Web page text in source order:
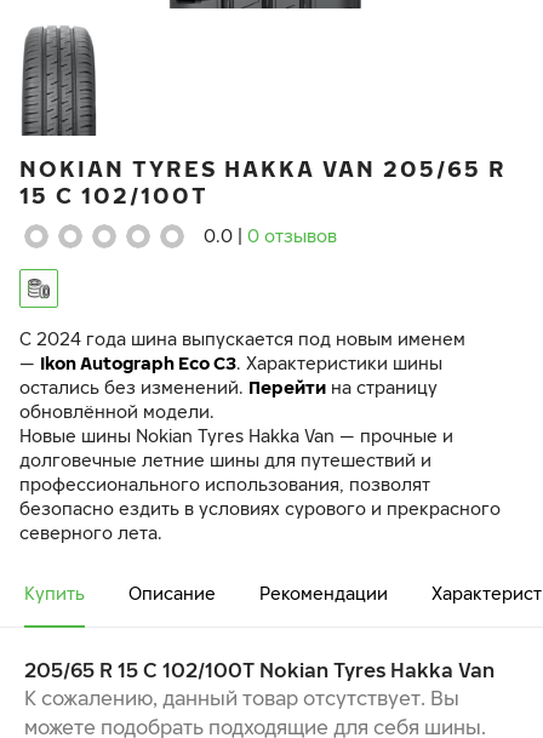
NOKIAN TYRES HAKKA VAN 205/65 R
15 C 102/100T
0.0 0 отзывов
C 2024 года шина выпускается под новым именем
— Ikon Autograph Eco C3. Характеристики шины
остались без изменений. Перейти на страницу
обновлённой модели.
Новые шины Nokian Tyres Hakka Van — прочные и
долговечные летние шины для путешествий и
профессионального использования, позволят
безопасно ездить в условиях сурового и прекрасного
северного лета.
покрытиях. Низкое сопротивление качению
обеспечивает экономию топлива и сокращает вредные
СТАБИЛЬНАЯ, СБАЛАНСИРОВАННАЯ И НАДЕЖНАЯ
УПРАВЛЯЕМОСТЬ В ЛЮБУЮ ПОГОДУ
Купить Описание Рекомендации
205/65 R 15 C 102/100T Nokian Tyres Hakka Van
К сожалению, данный товар отсутствует. Вы
можете подобрать подходящие для себя шины.